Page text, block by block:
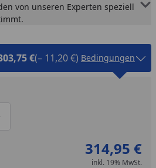
von unseren Experten speziell
€(– 11,20 €) Bedingungen
eins verringern
manuell eingeben
um eins erhöhen
314,95 €
inkl. 19% MwSt.